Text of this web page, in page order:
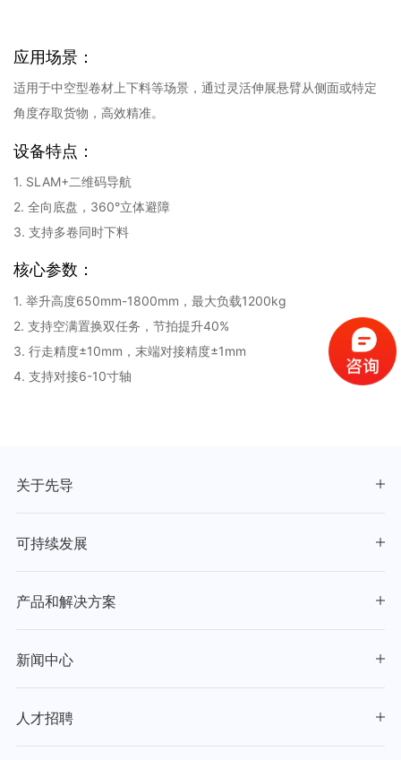
应用场景：
适用于中空型卷材上下料等场景，通过灵活伸展悬臂从侧面或特定
角度存取货物，高效精准。
设备特点：
1. SLAM+二维码导航
2. 全向底盘，360°立体避障
3. 支持多卷同时下料
核心参数：
1. 举升高度650mm-1800mm，最大负载1200kg
2. 支持空满置换双任务，节拍提升40%
3. 行走精度±10mm，末端对接精度±1mm
4. 支持对接6-10寸轴
关于先导
可持续发展
产品和解决方案
新闻中心
人才招聘